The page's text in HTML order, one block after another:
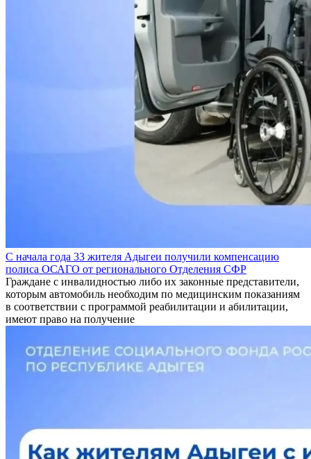
С начала года 33 жителя Адыгеи получили компенсацию
полиса ОСАГО от регионального Отделения СФР
Граждане с инвалидностью либо их законные представители,
которым автомобиль необходим по медицинским показаниям
в соответствии с программой реабилитации и абилитации,
имеют право на получение